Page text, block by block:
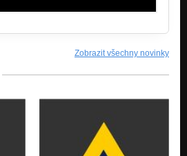
Zobrazit všechny novinky